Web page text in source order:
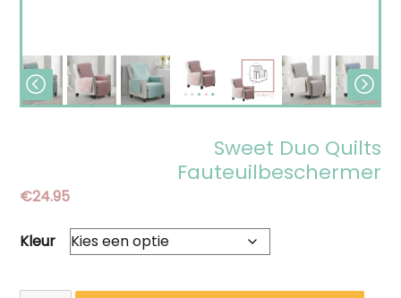
Sweet Duo Quilts
Fauteuilbeschermer
€24.95
Kleur